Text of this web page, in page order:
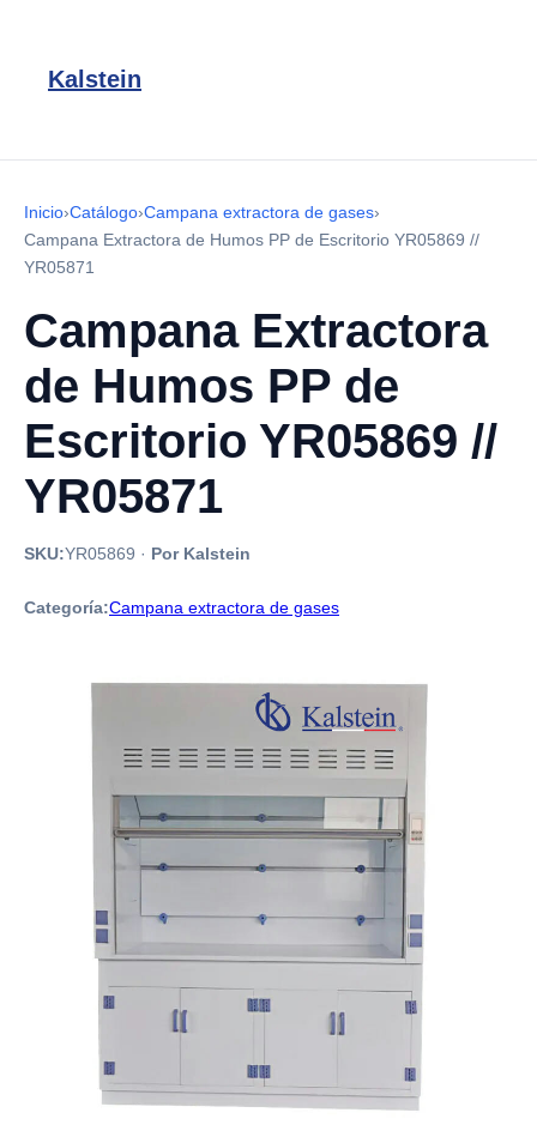
Kalstein
Inicio›Catálogo›Campana extractora de gases›
Campana Extractora de Humos PP de Escritorio YR05869 //
YR05871
Campana Extractora
de Humos PP de
Escritorio YR05869 //
YR05871
SKU:YR05869 · Por Kalstein
Categoría:Campana extractora de gases